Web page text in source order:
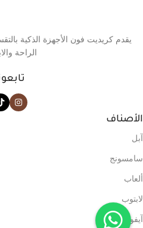
يقدم كريديت فون الأجهزة الذكية
الراحة
الأصناف
آبل
سامسونج
ألعاب
لابتوب
آيفون